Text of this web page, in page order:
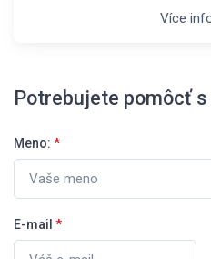
Více
Potrebujete pomôcť s
Meno: *
E-mail *